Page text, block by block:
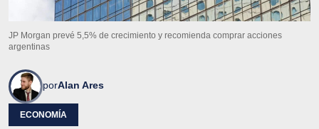
JP Morgan prevé 5,5% de crecimiento y recomienda comprar acciones
argentinas
porAlan Ares
ECONOMÍA